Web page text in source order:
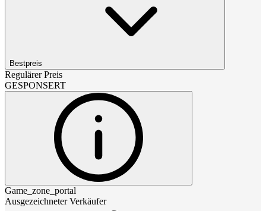
Bestpreis
Regulärer Preis
GESPONSERT
Game_zone_portal
Ausgezeichneter Verkäufer